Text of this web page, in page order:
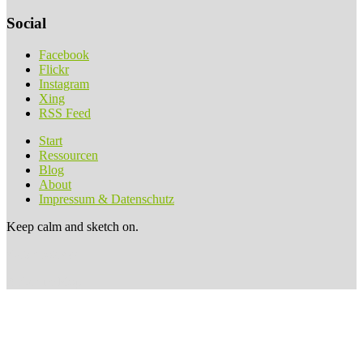
Social
Facebook
Flickr
Instagram
Xing
RSS Feed
Start
Ressourcen
Blog
About
Impressum & Datenschutz
Keep calm and sketch on.